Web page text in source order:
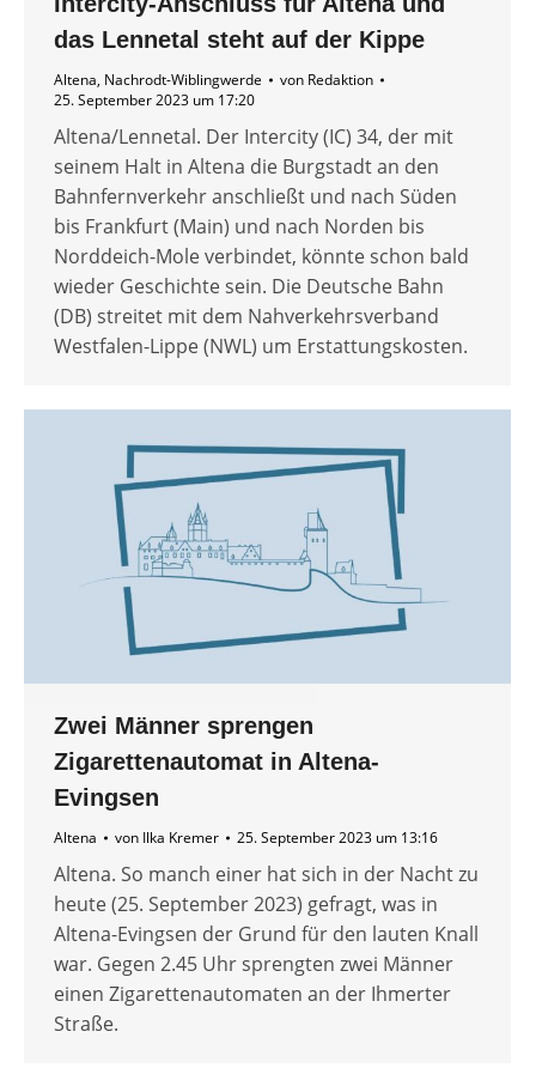
das Lennetal steht auf der Kippe
Altena, Nachrodt-Wiblingwerde von Redaktion
25. September 2023 um 17:20
Altena/Lennetal. Der Intercity (IC) 34, der mit
seinem Halt in Altena die Burgstadt an den
Bahnfernverkehr anschließt und nach Süden
bis Frankfurt (Main) und nach Norden bis
Norddeich-Mole verbindet, könnte schon bald
wieder Geschichte sein. Die Deutsche Bahn
(DB) streitet mit dem Nahverkehrsverband
Westfalen-Lippe (NWL) um Erstattungskosten.
Zwei Männer sprengen
Zigarettenautomat in Altena-
Evingsen
Altena von Ilka Kremer 25. September 2023 um 13:16
Altena. So manch einer hat sich in der Nacht zu
heute (25. September 2023) gefragt, was in
Altena-Evingsen der Grund für den lauten Knall
war. Gegen 2.45 Uhr sprengten zwei Männer
einen Zigarettenautomaten an der Ihmerter
Straße.